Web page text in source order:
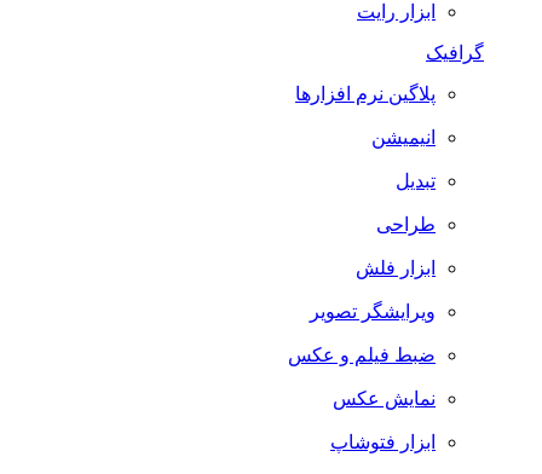
ابزار رایت
گرافیک
پلاگین نرم افزارها
انیمیشن
تبدیل
طراحی
ابزار فلش
ویرایشگر تصویر
ضبط فيلم و عكس
نمایش عکس
ابزار فتوشاپ